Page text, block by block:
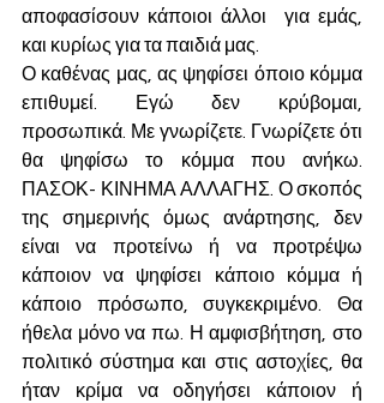
αποφασίσουν κάποιοι άλλοι  για εμάς,
και κυρίως για τα παιδιά μας.
Ο καθένας μας, ας ψηφίσει όποιο κόμμα
επιθυμεί. Εγώ δεν κρύβομαι,
προσωπικά. Με γνωρίζετε. Γνωρίζετε ότι
θα ψηφίσω το κόμμα που ανήκω.
ΠΑΣΟΚ- ΚΙΝΗΜΑ ΑΛΛΑΓΗΣ. Ο σκοπός
της σημερινής όμως ανάρτησης, δεν
είναι να προτείνω ή να προτρέψω
κάποιον να ψηφίσει κάποιο κόμμα ή
κάποιο πρόσωπο, συγκεκριμένο. Θα
ήθελα μόνο να πω. Η αμφισβήτηση, στο
πολιτικό σύστημα και στις αστοχίες, θα
ήταν κρίμα να οδηγήσει κάποιον ή